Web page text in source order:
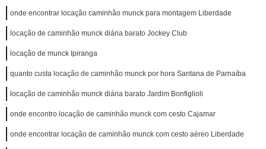
onde encontrar locação caminhão munck para montagem Liberdade
locação de caminhão munck diária barato Jockey Club
locação de munck Ipiranga
quanto custa locação de caminhão munck por hora Santana de Parnaíba
locação de caminhão munck diária barato Jardim Bonfiglioli
onde encontro locação de caminhão munck com cesto Cajamar
onde encontrar locação de caminhão munck com cesto aéreo Liberdade